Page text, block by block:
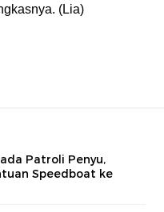
(Lia)
Patroli Penyu,
Speedboat ke